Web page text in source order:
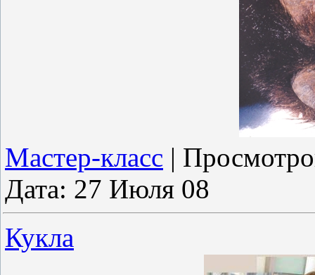
Мастер-класс |
Дата: 27 Июля 08
Кукла